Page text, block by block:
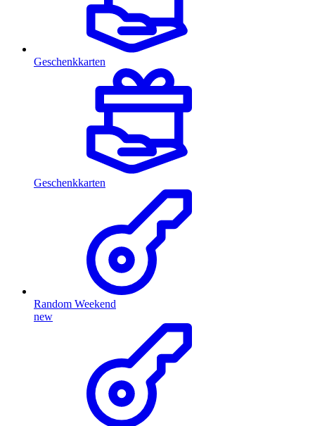
Geschenkkarten
Geschenkkarten
Random Weekend
new